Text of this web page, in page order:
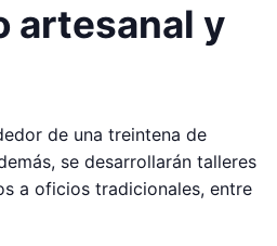
artesanal y
de una treintena de
se desarrollarán talleres
a oficios tradicionales, entre